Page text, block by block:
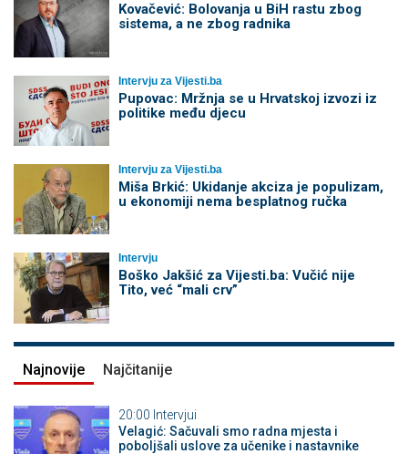
Kovačević: Bolovanja u BiH rastu zbog
sistema, a ne zbog radnika
Intervju za Vijesti.ba
Pupovac: Mržnja se u Hrvatskoj izvozi iz
politike među djecu
Intervju za Vijesti.ba
Miša Brkić: Ukidanje akciza je populizam,
u ekonomiji nema besplatnog ručka
Intervju
Boško Jakšić za Vijesti.ba: Vučić nije
Tito, već “mali crv”
Najnovije Najčitanije
20:00 Intervjui
Velagić: Sačuvali smo radna mjesta i
poboljšali uslove za učenike i nastavnike